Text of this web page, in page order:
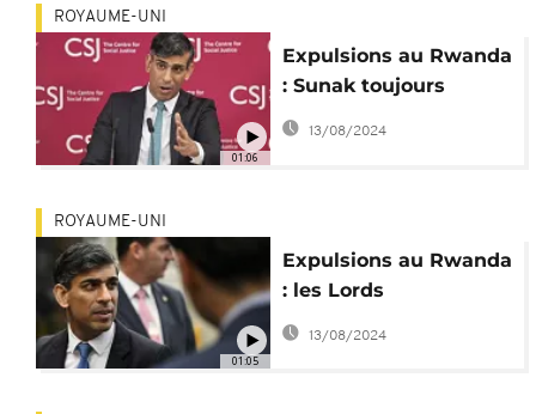
01:06
ROYAUME-UNI
Expulsions au Rwanda
: Sunak toujours
confiant sur son projet
13/08/2024
01:05
ROYAUME-UNI
Expulsions au Rwanda
: les Lords
compliquent les
projets de Sunak
13/08/2024